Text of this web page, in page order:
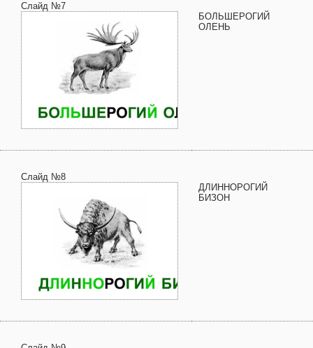
Слайд №7
БОЛЬШЕРОГИЙ
ОЛЕНЬ
Слайд №8
ДЛИННОРОГИЙ
БИЗОН